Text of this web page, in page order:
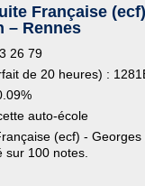
Française
– Rennes
26 79
de 20 heures) :
auto-école
(ecf) - Georges
sur 100 notes.